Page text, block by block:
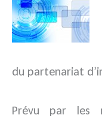
du partenariat
Prévu par les